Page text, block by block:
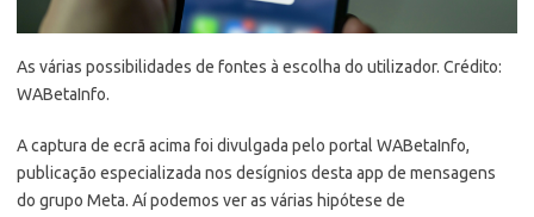
As várias possibilidades de fontes à escolha do utilizador. Crédito:
WABetaInfo.
A captura de ecrã acima foi divulgada pelo portal WABetaInfo,
publicação especializada nos desígnios desta app de mensagens
do grupo Meta. Aí podemos ver as várias hipótese de